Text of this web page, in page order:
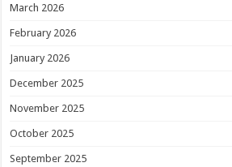
March 2026
February 2026
January 2026
December 2025
November 2025
October 2025
September 2025